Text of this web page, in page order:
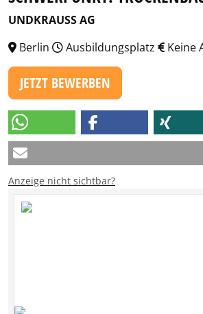
UNDKRAUSS AG
Berlin
Ausbildungsplatz Keine
JETZT BEWERBEN
Anzeige nicht sichtbar?